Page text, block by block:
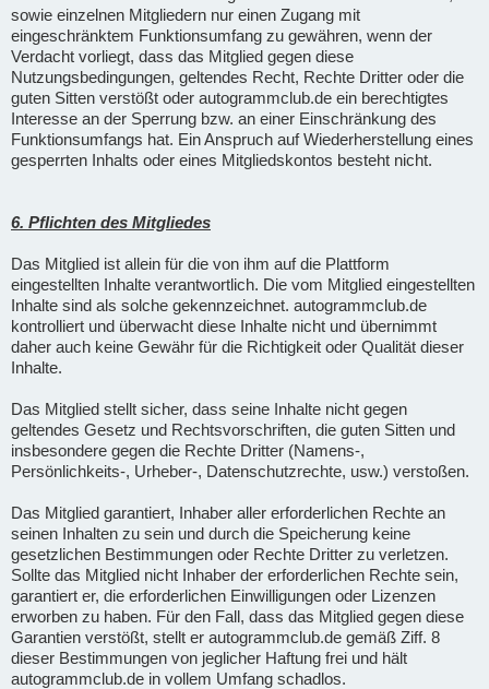
sowie einzelnen Mitgliedern nur einen Zugang mit
eingeschränktem Funktionsumfang zu gewähren, wenn der
Verdacht vorliegt, dass das Mitglied gegen diese
Nutzungsbedingungen, geltendes Recht, Rechte Dritter oder die
guten Sitten verstößt oder autogrammclub.de ein berechtigtes
Interesse an der Sperrung bzw. an einer Einschränkung des
Funktionsumfangs hat. Ein Anspruch auf Wiederherstellung eines
gesperrten Inhalts oder eines Mitgliedskontos besteht nicht.
6. Pflichten des Mitgliedes
Das Mitglied ist allein für die von ihm auf die Plattform
eingestellten Inhalte verantwortlich. Die vom Mitglied eingestellten
Inhalte sind als solche gekennzeichnet. autogrammclub.de
kontrolliert und überwacht diese Inhalte nicht und übernimmt
daher auch keine Gewähr für die Richtigkeit oder Qualität dieser
Inhalte.
Das Mitglied stellt sicher, dass seine Inhalte nicht gegen
geltendes Gesetz und Rechtsvorschriften, die guten Sitten und
insbesondere gegen die Rechte Dritter (Namens-,
Persönlichkeits-, Urheber-, Datenschutzrechte, usw.) verstoßen.
Das Mitglied garantiert, Inhaber aller erforderlichen Rechte an
seinen Inhalten zu sein und durch die Speicherung keine
gesetzlichen Bestimmungen oder Rechte Dritter zu verletzen.
Sollte das Mitglied nicht Inhaber der erforderlichen Rechte sein,
garantiert er, die erforderlichen Einwilligungen oder Lizenzen
erworben zu haben. Für den Fall, dass das Mitglied gegen diese
Garantien verstößt, stellt er autogrammclub.de gemäß Ziff. 8
dieser Bestimmungen von jeglicher Haftung frei und hält
autogrammclub.de in vollem Umfang schadlos.